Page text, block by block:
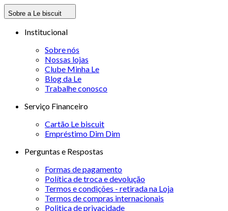
Sobre a Le biscuit
Institucional
Sobre nós
Nossas lojas
Clube Minha Le
Blog da Le
Trabalhe conosco
Serviço Financeiro
Cartão Le biscuit
Empréstimo Dim Dim
Perguntas e Respostas
Formas de pagamento
Política de troca e devolução
Termos e condições - retirada na Loja
Termos de compras internacionais
Politica de privacidade